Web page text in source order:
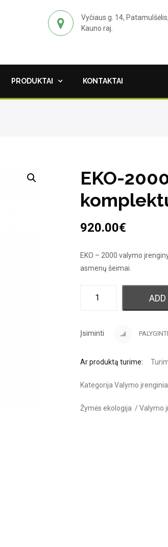
Vyčiaus g. 14, Patamulšėlis,
Kauno raj.
PRODUKTAI KONTAKTAI
EKO-
920.00€
EKO – 2000 valymo
asmenų šeimai.
Įsiminti PALYGINTI
Ar produktą turime:
Kategorija Valymo
Žymės ekologija /Valymo